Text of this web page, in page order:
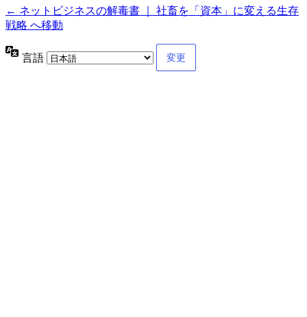
← ネットビジネスの解毒書 ｜ 社畜を「資本」に変える生存
戦略 へ移動
言語